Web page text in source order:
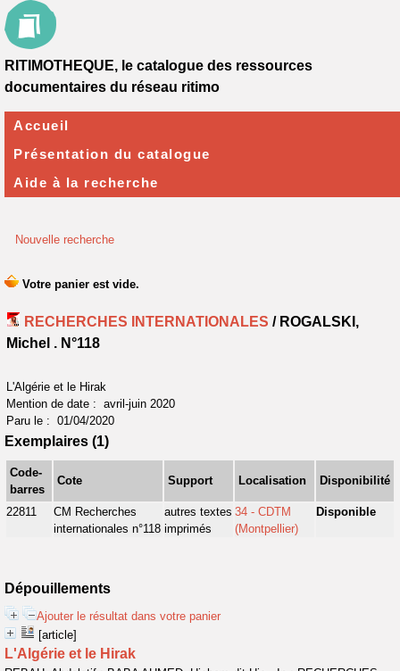
Nouvelle recherche
RECHERCHES INTERNATIONALES / ROGALSKI,
Michel . N°118
L'Algérie et le Hirak
Mention de date : avril-juin 2020
Paru le : 01/04/2020
Exemplaires (1)
Code-
barres
Cote Support Localisation Disponibilité
22811
CM Recherches
internationales n°118
autres textes
imprimés
34 - CDTM
(Montpellier)
Disponible
Dépouillements
Ajouter le résultat dans votre panier
[article]
L'Algérie et le Hirak
RITIMOTHEQUE, le catalogue des ressources
documentaires du réseau ritimo
Accueil
Présentation du catalogue
Aide à la recherche